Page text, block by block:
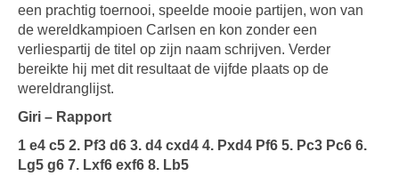
een prachtig toernooi, speelde mooie partijen, won van
de wereldkampioen Carlsen en kon zonder een
verliespartij de titel op zijn naam schrijven. Verder
bereikte hij met dit resultaat de vijfde plaats op de
wereldranglijst.
Giri – Rapport
1 e4 c5 2. Pf3 d6 3. d4 cxd4 4. Pxd4 Pf6 5. Pc3 Pc6 6.
Lg5 g6 7. Lxf6 exf6 8. Lb5